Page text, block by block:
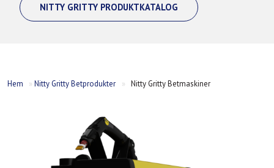
NITTY GRITTY PRODUKTKATALOG
Hem »Nitty Gritty Betprodukter » Nitty Gritty Betmaskiner